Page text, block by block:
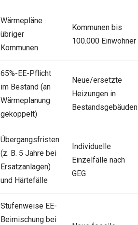
Wärmepläne
übriger
Kommunen
Kommunen bis
100.000 Einwohner
65%-EE-Pflicht
im Bestand (an
Wärmeplanung
gekoppelt)
Neue/ersetzte
Heizungen in
Bestandsgebäuden
Übergangsfristen
(z. B. 5 Jahre bei
Ersatzanlagen)
und Härtefälle
Individuelle
Einzelfälle nach
GEG
Stufenweise EE-
Beimischung bei